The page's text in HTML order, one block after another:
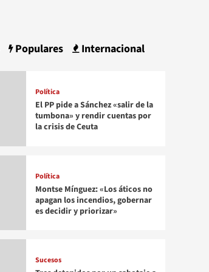
Populares Internacional
Política
El PP pide a Sánchez «salir de la
tumbona» y rendir cuentas por
la crisis de Ceuta
Política
Montse Mínguez: «Los áticos no
apagan los incendios, gobernar
es decidir y priorizar»
Sucesos